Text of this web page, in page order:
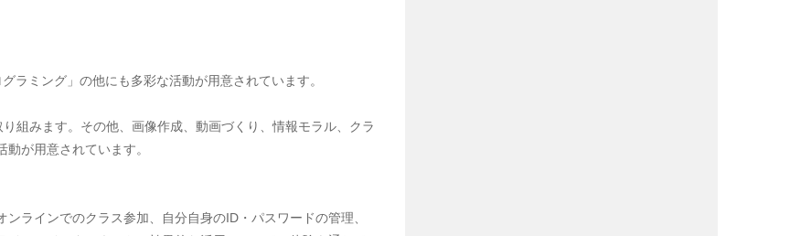
ラミング」の他にも多彩な活動が用意されています。
組みます。その他、画像作成、動画づくり、情報モラル、クラ
が用意されています。
ラインでのクラス参加、自分自身のID・パスワードの管理、